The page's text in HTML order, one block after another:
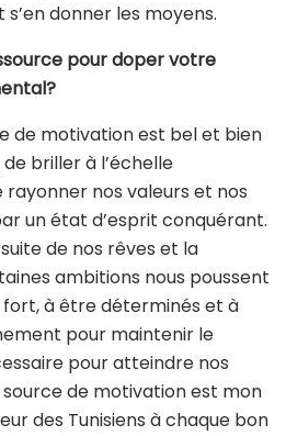
s’en donner les moyens.
pour doper votre
de motivation est bel et bien
briller à l’échelle
nos valeurs et nos
un état d’esprit conquérant.
de nos rêves et la
ambitions nous poussent
à être déterminés et à
pour maintenir le
pour atteindre nos
de motivation est mon
des Tunisiens à chaque bon